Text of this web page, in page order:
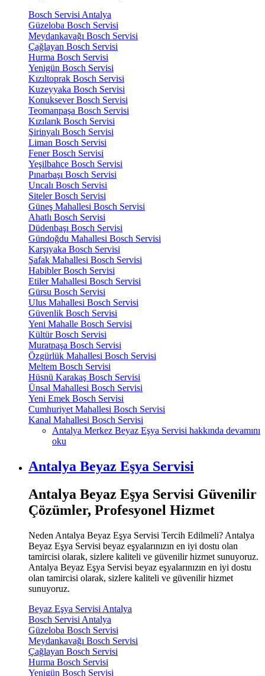
Bosch Servisi Antalya
Güzeloba Bosch Servisi
Meydankavağı Bosch Servisi
Çağlayan Bosch Servisi
Hurma Bosch Servisi
Yenigün Bosch Servisi
Kızıltoprak Bosch Servisi
Kuzeyyaka Bosch Servisi
Konuksever Bosch Servisi
Teomanpaşa Bosch Servisi
Kızılarık Bosch Servisi
Şirinyalı Bosch Servisi
Liman Bosch Servisi
Fener Bosch Servisi
Yeşilbahçe Bosch Servisi
Pınarbaşı Bosch Servisi
Uncalı Bosch Servisi
Siteler Bosch Servisi
Güneş Mahallesi Bosch Servisi
Ahatlı Bosch Servisi
Düdenbaşı Bosch Servisi
Gündoğdu Mahallesi Bosch Servisi
Karşıyaka Bosch Servisi
Şafak Mahallesi Bosch Servisi
Habibler Bosch Servisi
Etiler Mahallesi Bosch Servisi
Gürsu Bosch Servisi
Ulus Mahallesi Bosch Servisi
Güvenlik Bosch Servisi
Yeni Mahalle Bosch Servisi
Kültür Bosch Servisi
Muratpaşa Bosch Servisi
Özgürlük Mahallesi Bosch Servisi
Meltem Bosch Servisi
Hüsnü Karakaş Bosch Servisi
Ünsal Mahallesi Bosch Servisi
Yeni Emek Bosch Servisi
Cumhuriyet Mahallesi Bosch Servisi
Kanal Mahallesi Bosch Servisi
Antalya Merkez Beyaz Eşya Servisi hakkında devamını
oku
Antalya Beyaz Eşya Servisi
Antalya Beyaz Eşya Servisi Güvenilir
Çözümler, Profesyonel Hizmet
Neden Antalya Beyaz Eşya Servisi Tercih Edilmeli? Antalya
Beyaz Eşya Servisi beyaz eşyalarınızın en iyi dostu olan
tamircisi olarak, sizlere kaliteli ve güvenilir hizmet sunuyoruz.
Antalya Beyaz Eşya Servisi beyaz eşyalarınızın en iyi dostu
olan tamircisi olarak, sizlere kaliteli ve güvenilir hizmet
sunuyoruz.
Beyaz Eşya Servisi Antalya
Bosch Servisi Antalya
Güzeloba Bosch Servisi
Meydankavağı Bosch Servisi
Çağlayan Bosch Servisi
Hurma Bosch Servisi
Yenigün Bosch Servisi